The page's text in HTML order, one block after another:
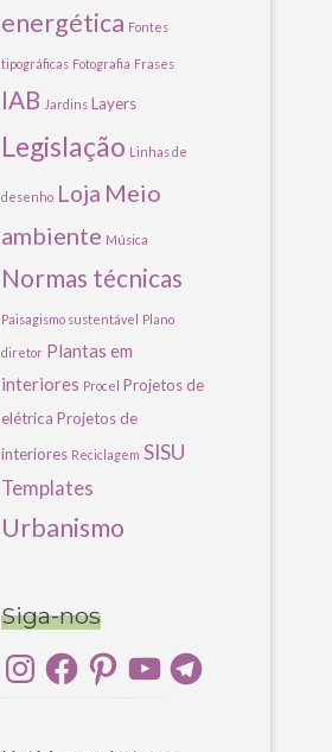
energética Fontes
tipográficas Fotografia Frases
IAB Jardins Layers
Legislação Linhas de
desenho Loja Meio
ambiente Música
Normas técnicas
Paisagismo sustentável Plano
diretor Plantas em
interiores Procel Projetos de
elétrica Projetos de
interiores Reciclagem SISU
Templates
Urbanismo
Siga-nos
InstagramFacebookPinterestYouTubeTelegram